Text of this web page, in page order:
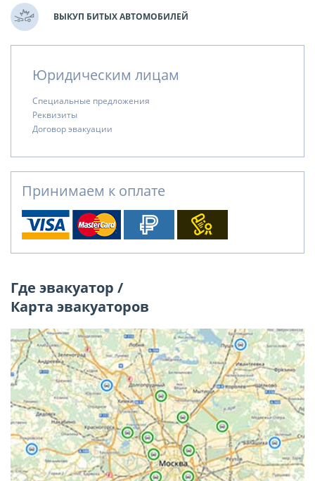
ВЫКУП БИТЫХ АВТОМОБИЛЕЙ
Юридическим лицам
Специальные предложения
Реквизиты
Договор эвакуации
Принимаем к оплате
Где эвакуатор /
Карта эвакуаторов